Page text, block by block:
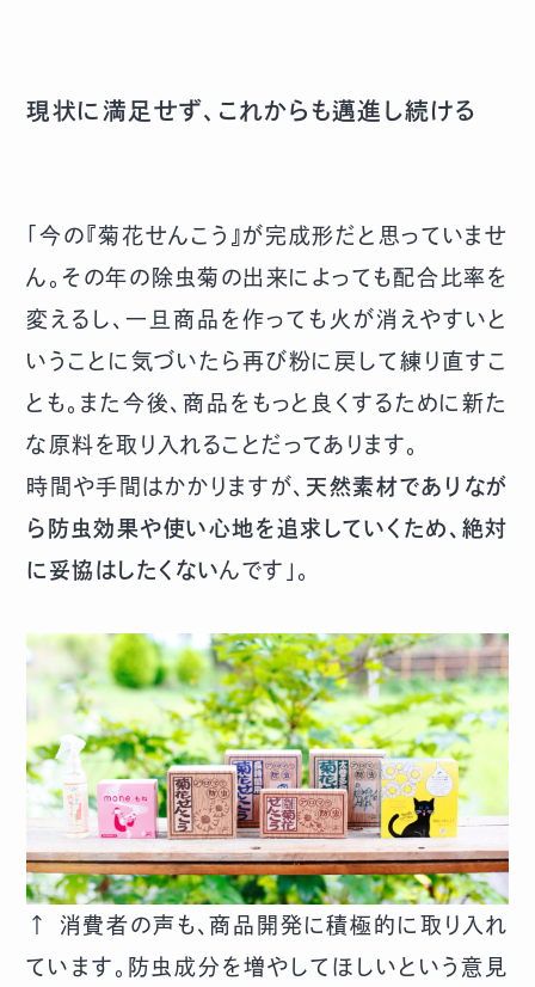
現状に満足せず、これからも邁進し続ける
「今の『菊花せんこう』が完成形だと思っていませ
ん。その年の除虫菊の出来によっても配合比率を
変えるし、一旦商品を作っても火が消えやすいと
いうことに気づいたら再び粉に戻して練り直すこ
とも。また今後、商品をもっと良くするために新た
な原料を取り入れることだってあります。
時間や手間はかかりますが、 天然素材でありなが
ら防虫効果や使い心地を追求していくため、絶対
に妥協はしたくないんです」。
↑ 消費者の声も、商品開発に積極的に取り入れ
ています。防虫成分を増やしてほしいという意見